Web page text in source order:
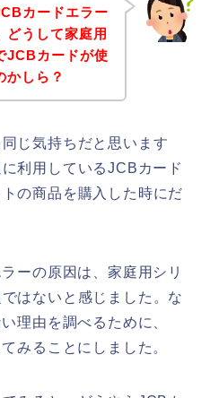
カードエラー
どうして家庭用
JCBカードが使
かしら？
じ気持ちだと思います
利用しているJCBカード
の商品を購入した時にだ
ーの原因は、家庭用シリ
はないと感じました。な
理由を調べるために、
みることにしました。